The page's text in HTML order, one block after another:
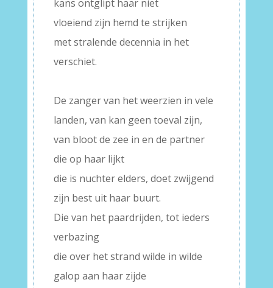
kans ontglipt haar niet
vloeiend zijn hemd te strijken
met stralende decennia in het
verschiet.
De zanger van het weerzien in vele
landen, van kan geen toeval zijn,
van bloot de zee in en de partner
die op haar lijkt
die is nuchter elders, doet zwijgend
zijn best uit haar buurt.
Die van het paardrijden, tot ieders
verbazing
die over het strand wilde in wilde
galop aan haar zijde